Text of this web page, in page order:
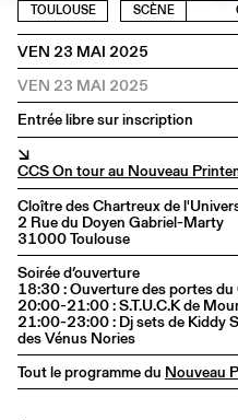
TOULOUSE SCÈNE
VEN 23 MAI 2025
VEN 23 MAI 2025
Entrée libre sur inscription
↘
CCS On tour au Nouveau
Cloître des Chartreux de
2 Rue du Doyen Gabriel-Marty
31000 Toulouse
Soirée d’ouverture
18:30 : Ouverture des portes du
20:00-21:00 : S.T.U.C.K de
21:00-23:00 : Dj sets de Kiddy
des Vénus Nories
Tout le programme du Nouveau